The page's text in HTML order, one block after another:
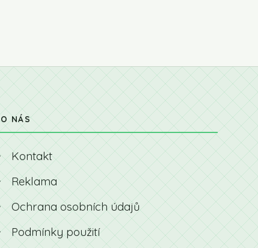
O NÁS
Kontakt
Reklama
Ochrana osobních údajů
Podmínky použití